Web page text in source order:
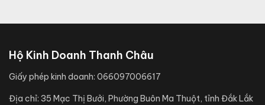
Hộ Kinh Doanh Thanh Châu
Giấy phép kinh doanh: 066097006617
Địa chỉ: 35 Mạc Thị Bưởi, Phường Buôn Ma Thuột, tỉnh Đắk Lắk